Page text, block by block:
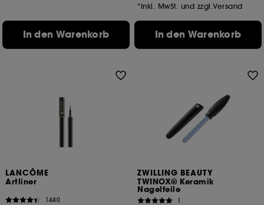
In den Warenkorb
*Inkl. MwSt. und zzgl.Versand
In den Warenkorb
LANCÔME
Artliner
1440
ZWILLING BEAUTY
TWINOX® Keramik
Nagelfeile
1